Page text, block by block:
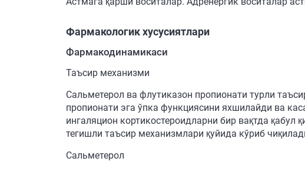
Фармакологик хусусиятлари
Фармакодинамикаси
Таъсир механизми
Сальметерол ва флутиказон пропионати турли
пропионати эга ўпка функциясини яхшилайди ва
ингаляцион кортикостероидларни бир вақтда
тегишли таъсир механизмлари қуйида кўриб
Сальметерол